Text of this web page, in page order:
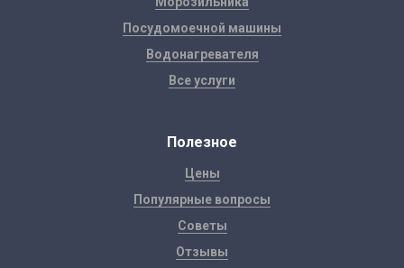
Посудомоечной машины
Водонагревателя
Все услуги
Полезное
Цены
Популярные вопросы
Советы
Отзывы